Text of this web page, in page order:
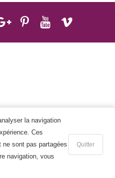
la navigation
Ces
sont pas partagées
navigation, vous
Quitter
au panier